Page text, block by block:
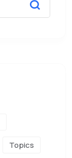
Topics